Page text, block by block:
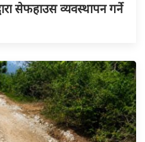
सेफहाउस व्यवस्थापन गर्ने